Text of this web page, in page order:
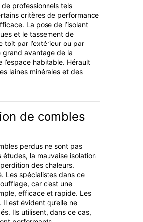
professionnels tels
critères de performance
La pose de l’isolant
et le tassement de
toit par l’extérieur ou par
grand avantage de la
l’espace habitable. Hérault
laines minérales et des
de combles
perdus ne sont pas
études, la mauvaise isolation
des chaleurs.
Les spécialistes dans ce
car c’est une
efficace et rapide. Les
est évident qu’elle ne
Ils utilisent, dans ce cas,